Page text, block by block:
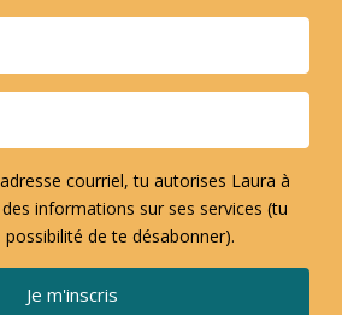
courriel, tu autorises Laura à
informations sur ses services (tu
de te désabonner).
Je m'inscris